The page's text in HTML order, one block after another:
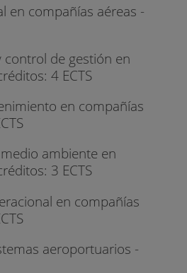
en compañías aéreas -
de gestión en
4 ECTS
en compañías
ambiente en
3 ECTS
en compañías
aeroportuarios -